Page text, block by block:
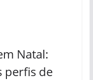
Natal:
perfis de